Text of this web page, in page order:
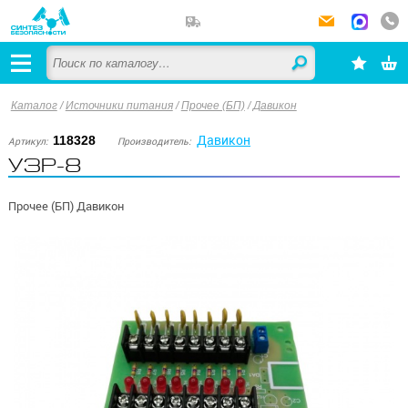
Каталог/Источники питания /Прочее (БП) /Давикон
Артикул: 118328 Производитель: Давикон
УЗР-8
Прочее (БП) Давикон